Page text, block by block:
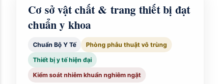
Cơ sở vật chất & trang thiết bị đạt
chuẩn y khoa
Chuẩn Bộ Y Tế Phòng phẫu thuật vô trùng
Thiết bị y tế hiện đại
Kiểm soát nhiễm khuẩn nghiêm ngặt